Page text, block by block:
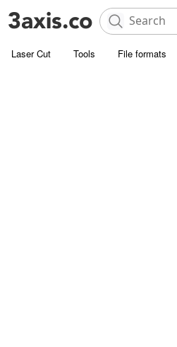
Laser Cut Tools File formats